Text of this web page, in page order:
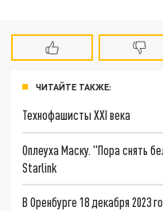
ЧИТАЙТЕ ТАКЖЕ:
Технофашисты XXI века
Оплеуха Маску. "Пора снять
Starlink
В Оренбурге 18 декабря 2023